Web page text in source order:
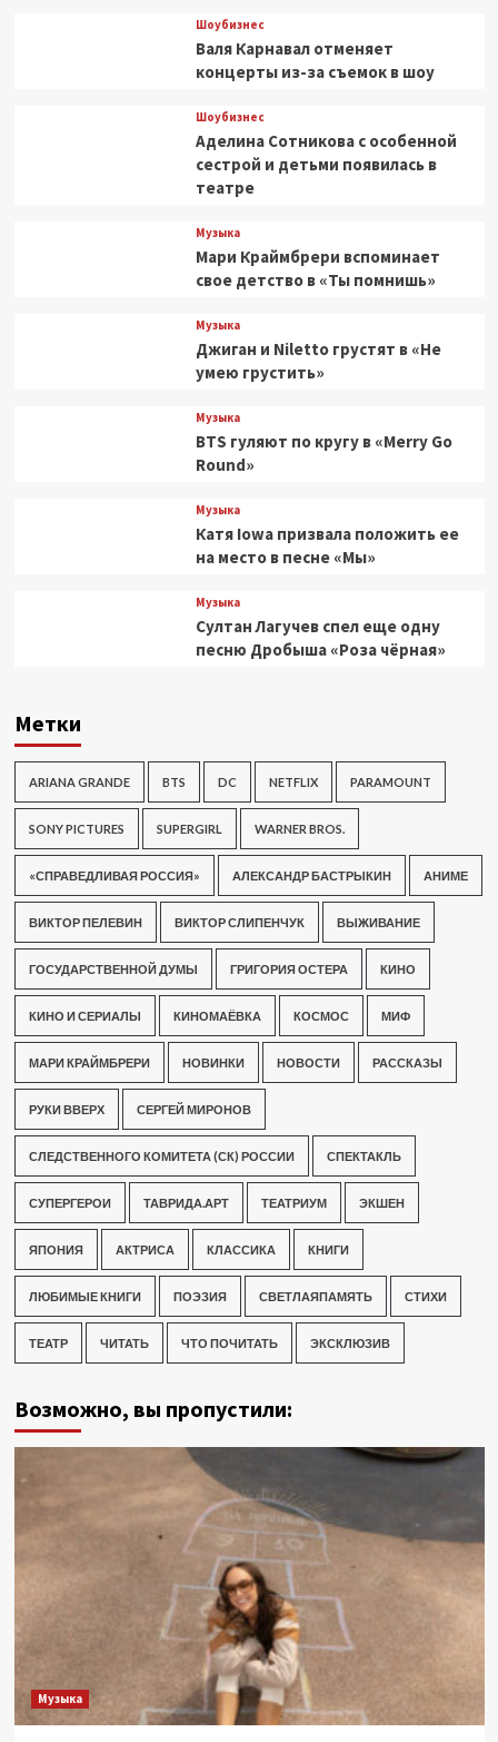
Шоубизнес
Валя Карнавал отменяет
концерты из-за съемок в шоу
Шоубизнес
Аделина Сотникова с особенной
сестрой и детьми появилась в
театре
Музыка
Мари Краймбрери вспоминает
свое детство в «Ты помнишь»
Музыка
Джиган и Niletto грустят в «Не
умею грустить»
Музыка
BTS гуляют по кругу в «Merry Go
Round»
Музыка
Катя Iowa призвала положить ее
на место в песне «Мы»
Музыка
Султан Лагучев спел еще одну
песню Дробыша «Роза чёрная»
Метки
ARIANA GRANDE BTS DC NETFLIX PARAMOUNT
SONY PICTURES SUPERGIRL WARNER BROS.
«СПРАВЕДЛИВАЯ РОССИЯ» АЛЕКСАНДР БАСТРЫКИН АНИМЕ
ВИКТОР ПЕЛЕВИН ВИКТОР СЛИПЕНЧУК ВЫЖИВАНИЕ
ГОСУДАРСТВЕННОЙ ДУМЫ ГРИГОРИЯ ОСТЕРА КИНО
КИНО И СЕРИАЛЫ КИНОМАЁВКА КОСМОС МИФ
МАРИ КРАЙМБРЕРИ НОВИНКИ НОВОСТИ РАССКАЗЫ
РУКИ ВВЕРХ СЕРГЕЙ МИРОНОВ
СЛЕДСТВЕННОГО КОМИТЕТА (СК) РОССИИ СПЕКТАКЛЬ
СУПЕРГЕРОИ ТАВРИДА.АРТ ТЕАТРИУМ ЭКШЕН
ЯПОНИЯ АКТРИСА КЛАССИКА КНИГИ
ЛЮБИМЫЕ КНИГИ ПОЭЗИЯ СВЕТЛАЯПАМЯТЬ СТИХИ
ТЕАТР ЧИТАТЬ ЧТО ПОЧИТАТЬ ЭКСКЛЮЗИВ
Возможно, вы пропустили:
Музыка